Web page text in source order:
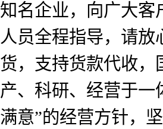
知名企业，向广大客
人员全程指导，请
货，支持货款代收，
产、科研、经营于一
满意”的经营方针，